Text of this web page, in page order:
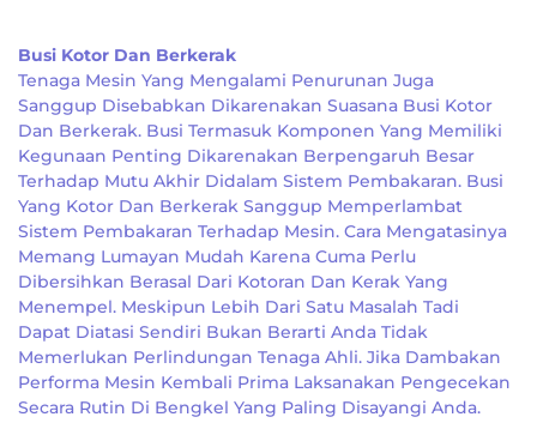
Busi Kotor Dan Berkerak
Tenaga Mesin Yang Mengalami Penurunan Juga
Sanggup Disebabkan Dikarenakan Suasana Busi Kotor
Dan Berkerak. Busi Termasuk Komponen Yang Memiliki
Kegunaan Penting Dikarenakan Berpengaruh Besar
Terhadap Mutu Akhir Didalam Sistem Pembakaran. Busi
Yang Kotor Dan Berkerak Sanggup Memperlambat
Sistem Pembakaran Terhadap Mesin. Cara Mengatasinya
Memang Lumayan Mudah Karena Cuma Perlu
Dibersihkan Berasal Dari Kotoran Dan Kerak Yang
Menempel. Meskipun Lebih Dari Satu Masalah Tadi
Dapat Diatasi Sendiri Bukan Berarti Anda Tidak
Memerlukan Perlindungan Tenaga Ahli. Jika Dambakan
Performa Mesin Kembali Prima Laksanakan Pengecekan
Secara Rutin Di Bengkel Yang Paling Disayangi Anda.